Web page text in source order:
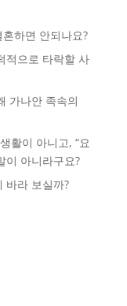
하면 안되나요?
적으로 타락할 사
가나안 족속의
활이 아니고, “요
이 아니라구요?
바라 보실까?